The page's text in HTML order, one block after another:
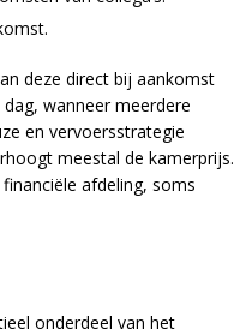
deze direct bij aankomst
wanneer meerdere
en vervoersstrategie
meestal de kamerprijs.
afdeling, soms
onderdeel van het